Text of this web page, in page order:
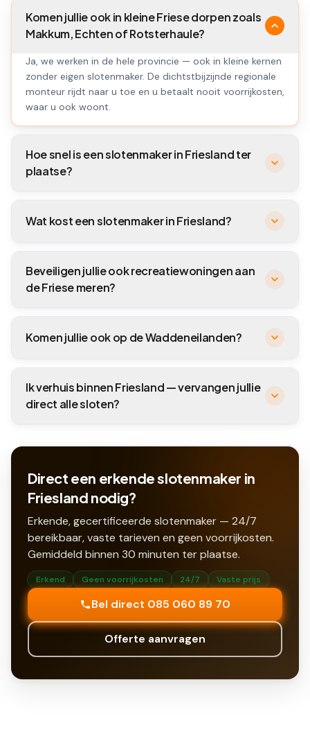
Komen jullie ook in kleine Friese dorpen zoals
Makkum, Echten of Rotsterhaule?
Ja, we werken in de hele provincie — ook in kleine kernen
zonder eigen slotenmaker. De dichtstbijzijnde regionale
monteur rijdt naar u toe en u betaalt nooit voorrijkosten,
waar u ook woont.
Hoe snel is een slotenmaker in Friesland ter
plaatse?
Wat kost een slotenmaker in Friesland?
Beveiligen jullie ook recreatiewoningen aan
de Friese meren?
Komen jullie ook op de Waddeneilanden?
Ik verhuis binnen Friesland — vervangen jullie
direct alle sloten?
Direct een erkende slotenmaker in
Friesland nodig?
Erkende, gecertificeerde slotenmaker — 24/7
bereikbaar, vaste tarieven en geen voorrijkosten.
Gemiddeld binnen 30 minuten ter plaatse.
Erkend Geen voorrijkosten 24/7 Vaste prijs
Bel direct 085 060 89 70
Offerte aanvragen